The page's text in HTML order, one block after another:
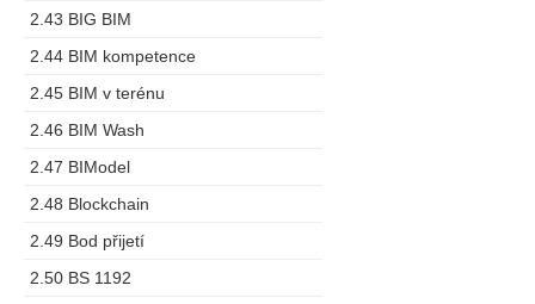
2.43 BIG BIM
2.44 BIM kompetence
2.45 BIM v terénu
2.46 BIM Wash
2.47 BIModel
2.48 Blockchain
2.49 Bod přijetí
2.50 BS 1192